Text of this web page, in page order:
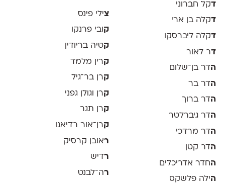
דקל חברוני
דקלה בן ארי
דקלה ליברסקו
דר לאור
הדר בן־שלום
הדר בר
הדר ברוך
הדר גיברלטר
הדר מרדכי
הדר קטן
החדר אדריכלים
הילה פלשקס
צילי פינס
קובי פרנקו
קטיה בריודין
קרין מלמד
קרן בר־גיל
קרן וגולן גפני
קרן תגר
קרן־אור רדיאנו
ראובן קרסיק
רדיש
רה־לבנט